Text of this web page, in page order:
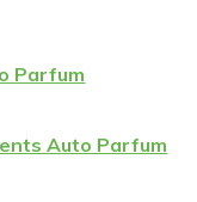
Parfum
Auto Parfum